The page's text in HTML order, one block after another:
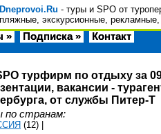
Dneprovoi.Ru - туры и SPO от
пляжные, экскурсионные,
» Подписка » Контакт
турфирм по отдыху за
вакансии -
от службы Питер-Т
по странам:
(12)